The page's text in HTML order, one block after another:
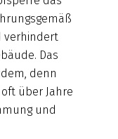
verhindert
Das
denn
über Jahre
und